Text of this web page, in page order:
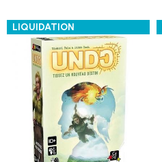
LIQUIDATION